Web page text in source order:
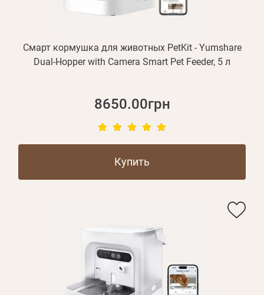
Смарт кормушка для животных PetKit - Yumshare
Dual-Hopper with Camera Smart Pet Feeder, 5 л
8650.00грн
Купить